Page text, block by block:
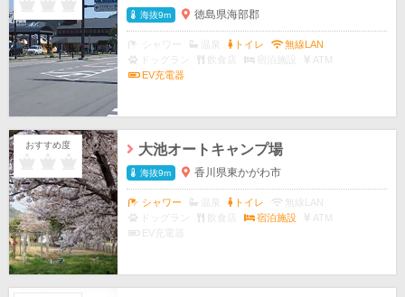
海抜9m 徳島県海部郡
トイレ
無線LAN
ドッグラン
飲食店 宿泊施設
ATM
EV充電器
おすすめ度 大池オートキャンプ場
海抜9m 香川県東かがわ市
シャワー トイレ
無線LAN
ドッグラン
飲食店 宿泊施設
ATM
EV充電器